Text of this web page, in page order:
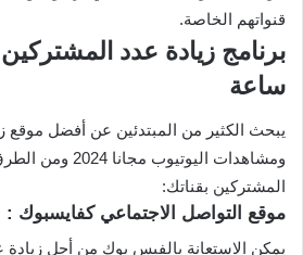
قنواتهم الخاصة.
برنامج زيادة عدد المشتركين
ساعة
يبحث الكثير من المبتدئين عن أفضل موقع
ومشاهدات
المشتركين بقناتك:
موقع التواصل الاجتماعي كفايسبوك :
يمكن الاستعانة بالفيس بوك من أجل